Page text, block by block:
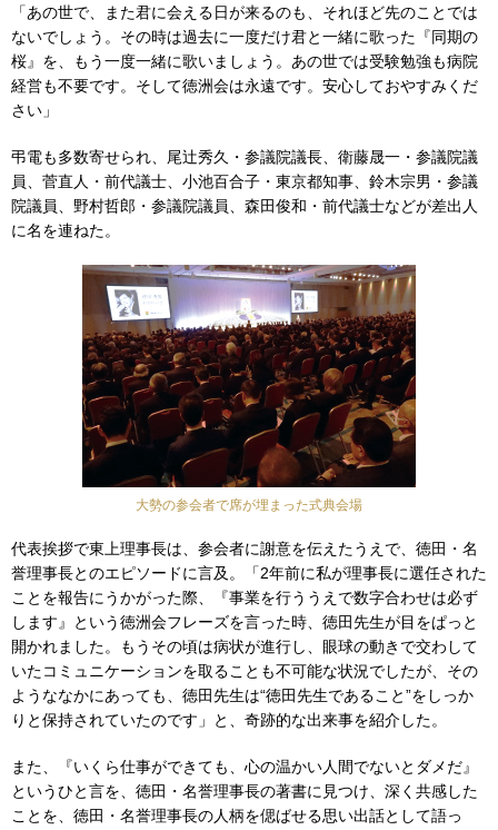
「あの世で、また君に会える日が来るのも、それほど先のことでは
ないでしょう。その時は過去に一度だけ君と一緒に歌った『同期の
桜』を、もう一度一緒に歌いましょう。あの世では受験勉強も病院
経営も不要です。そして徳洲会は永遠です。安心しておやすみくだ
さい」
弔電も多数寄せられ、尾辻秀久・参議院議長、衛藤晟一・参議院議
員、菅直人・前代議士、小池百合子・東京都知事、鈴木宗男・参議
院議員、野村哲郎・参議院議員、森田俊和・前代議士などが差出人
に名を連ねた。
大勢の参会者で席が埋まった式典会場
代表挨拶で東上理事長は、参会者に謝意を伝えたうえで、徳田・名
誉理事長とのエピソードに言及。「2年前に私が理事長に選任された
ことを報告にうかがった際、『事業を行ううえで数字合わせは必ず
します』という徳洲会フレーズを言った時、徳田先生が目をぱっと
開かれました。もうその頃は病状が進行し、眼球の動きで交わして
いたコミュニケーションを取ることも不可能な状況でしたが、その
ようななかにあっても、徳田先生は“徳田先生であること”をしっか
りと保持されていたのです」と、奇跡的な出来事を紹介した。
また、『いくら仕事ができても、心の温かい人間でないとダメだ』
というひと言を、徳田・名誉理事長の著書に見つけ、深く共感した
ことを、徳田・名誉理事長の人柄を偲ばせる思い出話として語っ